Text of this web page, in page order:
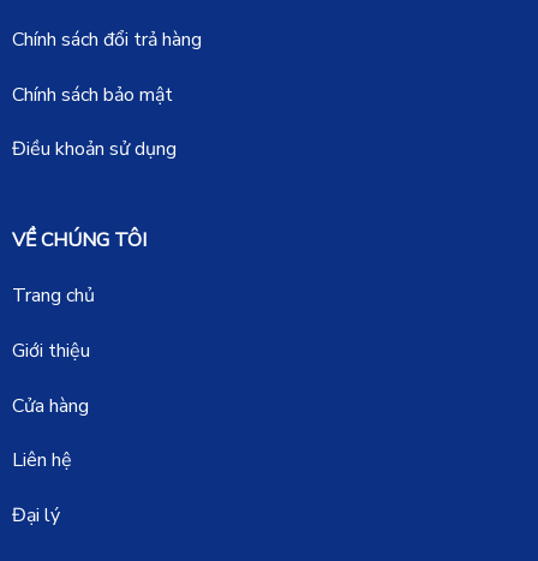
Chính sách đổi trả hàng
Chính sách bảo mật
Điều khoản sử dụng
VỀ CHÚNG TÔI
Trang chủ
Giới thiệu
Cửa hàng
Liên hệ
Đại lý